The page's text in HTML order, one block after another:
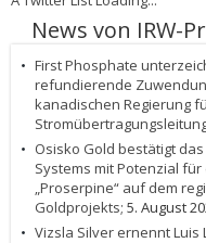
News von IRW-
First Phosphate
refundierende
kanadischen Regierung
Osisko Gold bestätigt
Systems mit Potenzial
„Proserpine“ auf dem
Goldprojekts; 5. August
Vizsla Silver ernennt Luis